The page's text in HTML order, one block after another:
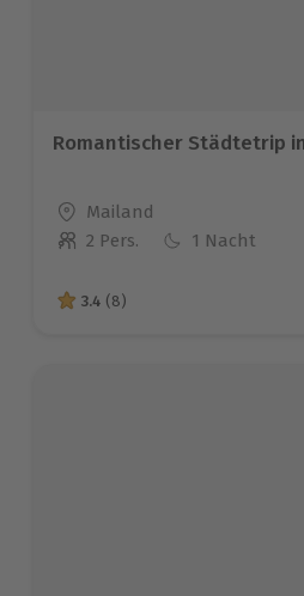
Romantischer Städtetrip
Standort
Mailand
Anzahl der Teilnehmer
2 Pers. 1 Nacht
3.4 von 5 Sternen basierend
3.4 (8)